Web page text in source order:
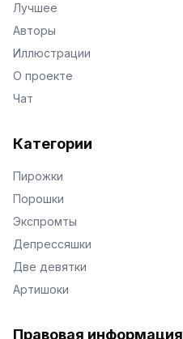
Лучшее
Авторы
Иллюстрации
О проекте
Чат
Категории
Пирожки
Порошки
Экспромты
Депрессяшки
Две девятки
Артишоки
Правовая информация